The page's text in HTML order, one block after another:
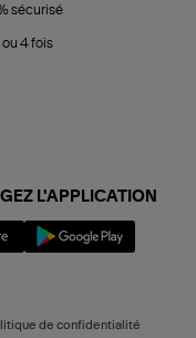
sécurisé
ou 4 fois
L'APPLICATION
de confidentialité